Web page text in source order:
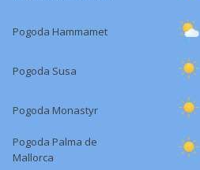
Pogoda Hammamet
Pogoda Susa
Pogoda Monastyr
Pogoda Palma de
Mallorca